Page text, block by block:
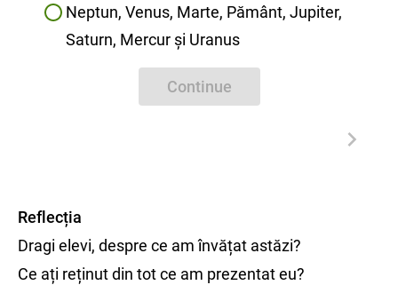
Neptun, Venus, Marte, Pământ, Jupiter,
Saturn, Mercur și Uranus
Continue
Reflecția
Dragi elevi, despre ce am învățat astăzi?
Ce ați reținut din tot ce am prezentat eu?